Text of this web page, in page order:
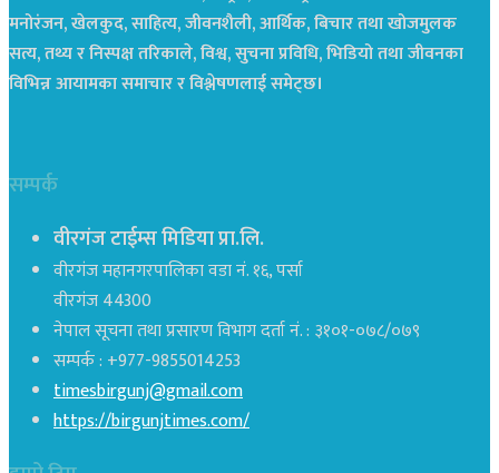
मनोरंजन, खेलकुद, साहित्य, जीवनशैली, आर्थिक, बिचार तथा खोजमुलक
सत्य, तथ्य र निस्पक्ष तरिकाले, विश्व, सुचना प्रविधि, भिडियो तथा जीवनका
विभिन्न आयामका समाचार र विश्लेषणलाई समेट्छ।
सम्पर्क
वीरगंज टाईम्स मिडिया प्रा.लि.
वीरगंज महानगरपालिका वडा नं. १६, पर्सा
वीरगंज 44300
नेपाल सूचना तथा प्रसारण विभाग दर्ता नं. : ३१०१-०७८/०७९
सम्पर्क : +977-9855014253
timesbirgunj@gmail.com
https://birgunjtimes.com/